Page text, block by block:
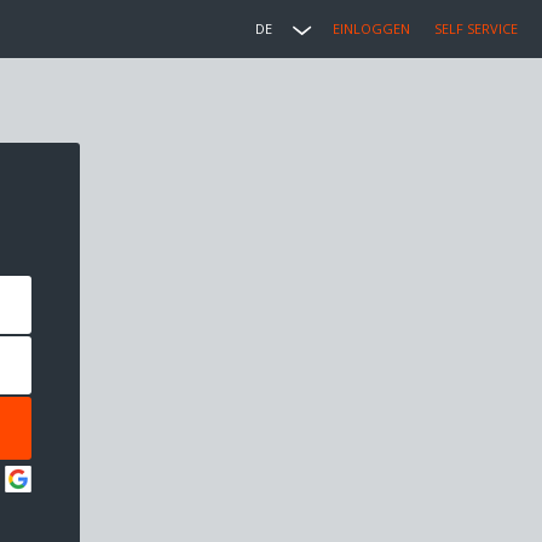
DE EINLOGGEN SELF SERVICE